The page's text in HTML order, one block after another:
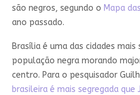
são negros, segundo o Mapa
ano passado.
Brasília é uma das cidades
população negra morando
centro. Para o pesquisador
brasileira é mais segregada que